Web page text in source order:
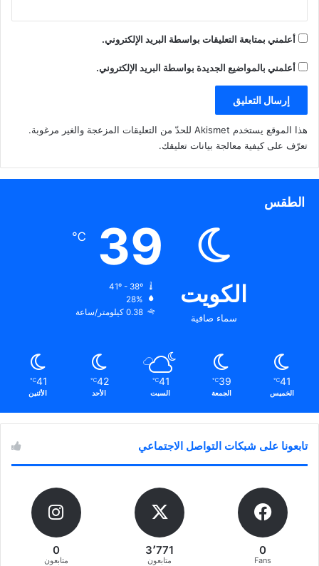
أعلمني بمتابعة التعليقات بواسطة البريد الإلكتروني.
أعلمني بالمواضيع الجديدة بواسطة البريد الإلكتروني.
هذا الموقع يستخدم Akismet للحدّ من التعليقات المزعجة والغير مرغوبة.
تعرّف على كيفية معالجة بيانات تعليقك.
الطقس
الكويت
سماء صافية
39
℃
28%
0.38 كيلومتر/ساعة
41
℃
الخميس
39
℃
الجمعة
41
℃
السبت
42
℃
الأحد
41
℃
الأثنين
تابعونا على شبكات التواصل الاجتماعي
0
Fans
3٬771
متابعون
0
متابعون